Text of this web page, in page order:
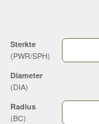
Sterkte
(PWR/SPH)
Diameter
(DIA)
Radius
(BC)